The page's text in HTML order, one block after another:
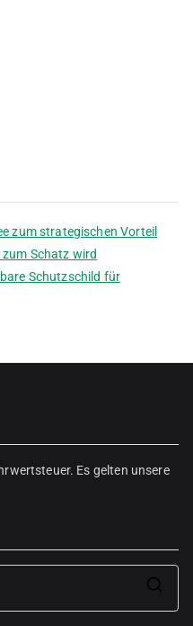
zum strategischen Vorteil
zum Schatz wird
Schutzschild für
Es gelten unsere